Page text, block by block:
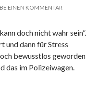
EINEN KOMMENTAR
doch nicht wahr sein”.
und dann für Stress
bewusstlos geworden
das im Polizeiwagen.